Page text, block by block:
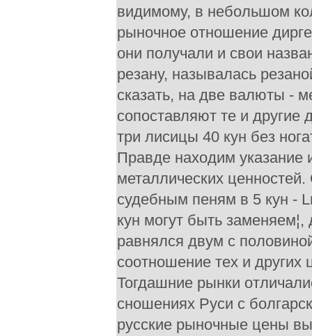
видимому, в небольшом
рыночное отношение
они получали и свои
резану, называлась
сказать, на две валюты -
сопоставляют те и другие
три лисицы 40 кун без
Правде находим указание
металлических
судебным пеням в 5 кун -
кун могут быть
равнялся двум с
соотношение тех и других
Тогдашние рынки
сношениях Руси с
русские рыночные цены